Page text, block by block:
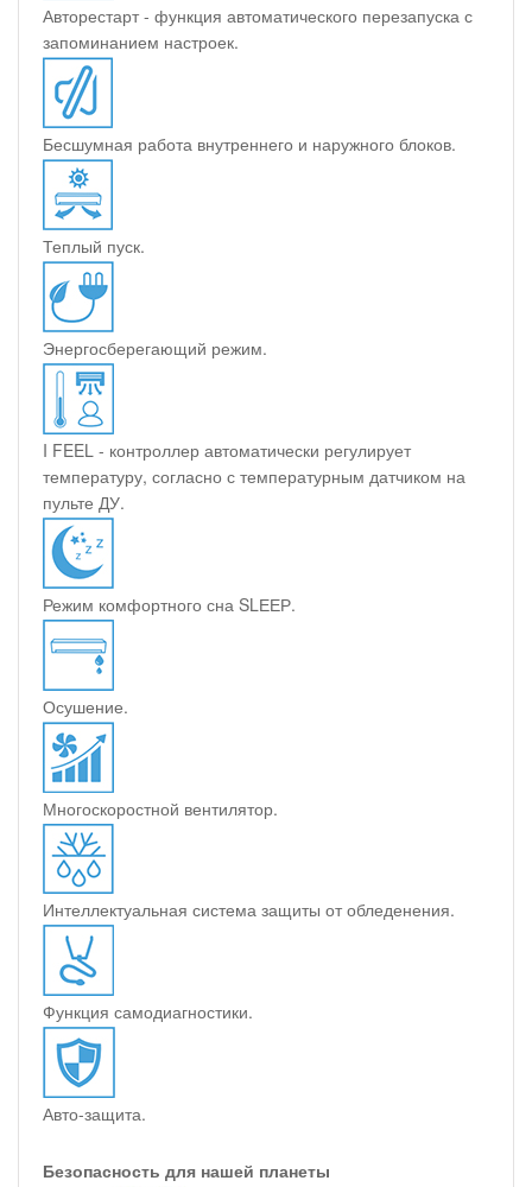
Авторестарт - функция автоматического перезапуска с
запоминанием настроек.
Бесшумная работа внутреннего и наружного блоков.
Теплый пуск.
Энергосберегающий режим.
I FEEL - контроллер автоматически регулирует
температуру, согласно с температурным датчиком на
пульте ДУ.
Режим комфортного сна SLЕЕР.
Осушение.
Многоскоростной вентилятор.
Интеллектуальная система защиты от обледенения.
Функция самодиагностики.
Авто-защита.
Безопасность для нашей планеты